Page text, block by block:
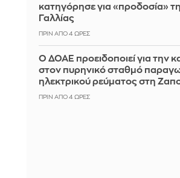
κατηγόρησε για «προδοσία»
Γαλλίας
ΠΡΙΝ ΑΠΌ 4 ΏΡΕΣ
Ο ΔΟΑΕ προειδοποιεί για την
στον πυρηνικό σταθμό
ηλεκτρικού ρεύματος στη
ΠΡΙΝ ΑΠΌ 4 ΏΡΕΣ